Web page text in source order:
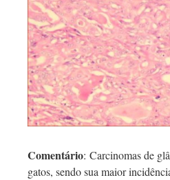
Comentário: Carcinomas de
gatos, sendo sua maior